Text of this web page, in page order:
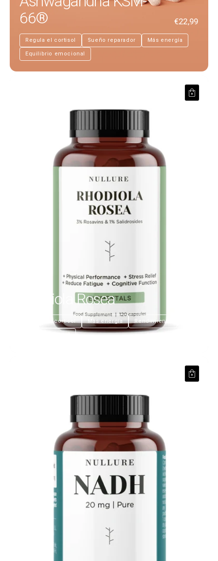
66®
€22,99
Regula el cortisol Sueño reparador Más energía
Equilibrio emocional
Rodhiola Rosea
Regula el cortisol Más energía Rendimiento